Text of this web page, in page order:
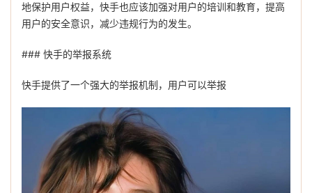
地保护用户权益，快手也应该加强对用户的培训和教育，提高
用户的安全意识，减少违规行为的发生。
### 快手的举报系统
快手提供了一个强大的举报机制，用户可以举报